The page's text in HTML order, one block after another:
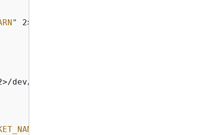
" 2>/dev/null ||
dev/null ||